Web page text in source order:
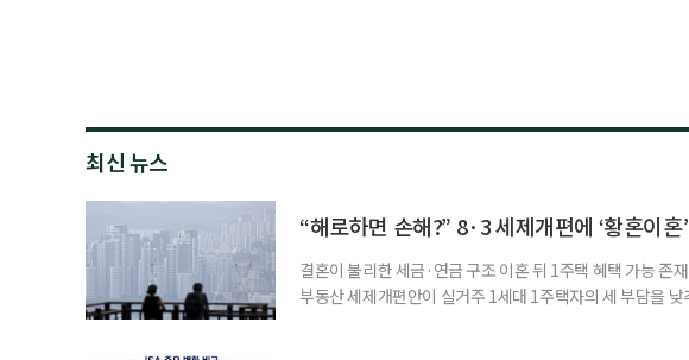
최신 뉴스
“해로하면 손해?” 8·3 세제개편에 ‘황혼이혼
결혼이 불리한 세금·연금 구조 이혼 뒤 1주택 혜택 가능 존
부동산 세제개편안이 실거주 1세대 1주택자의 세 부담을